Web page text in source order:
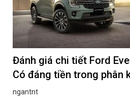
Đánh giá chi tiết Ford
Có đáng tiền trong phân
ngantnt